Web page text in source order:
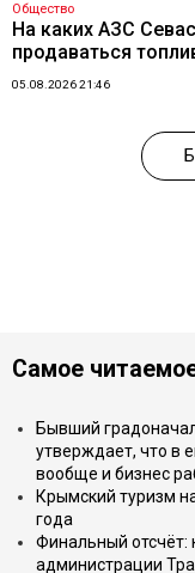
Общество
На каких АЗС
продаваться
05.08.2026 21:46
Самое
Бывший
утверждает, что в
вообще и бизнес
Крымский туризм
года
Финальный отсчёт:
администрации